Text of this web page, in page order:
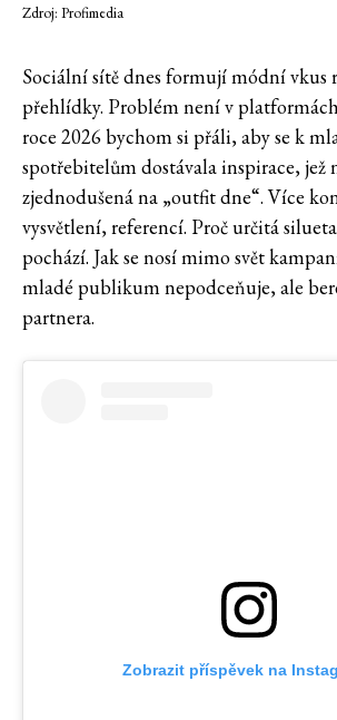
Zdroj: Profimedia
Sociální sítě dnes formují módní vkus
přehlídky. Problém není v
roce 2026 bychom si přáli, aby se k
spotřebitelům dostávala inspirace, jež
zjednodušená na „outfit dne“. Více
vysvětlení, referencí. Proč určitá
pochází. Jak se nosí mimo svět
mladé publikum nepodceňuje, ale
partnera.
Zobrazit příspěvek na